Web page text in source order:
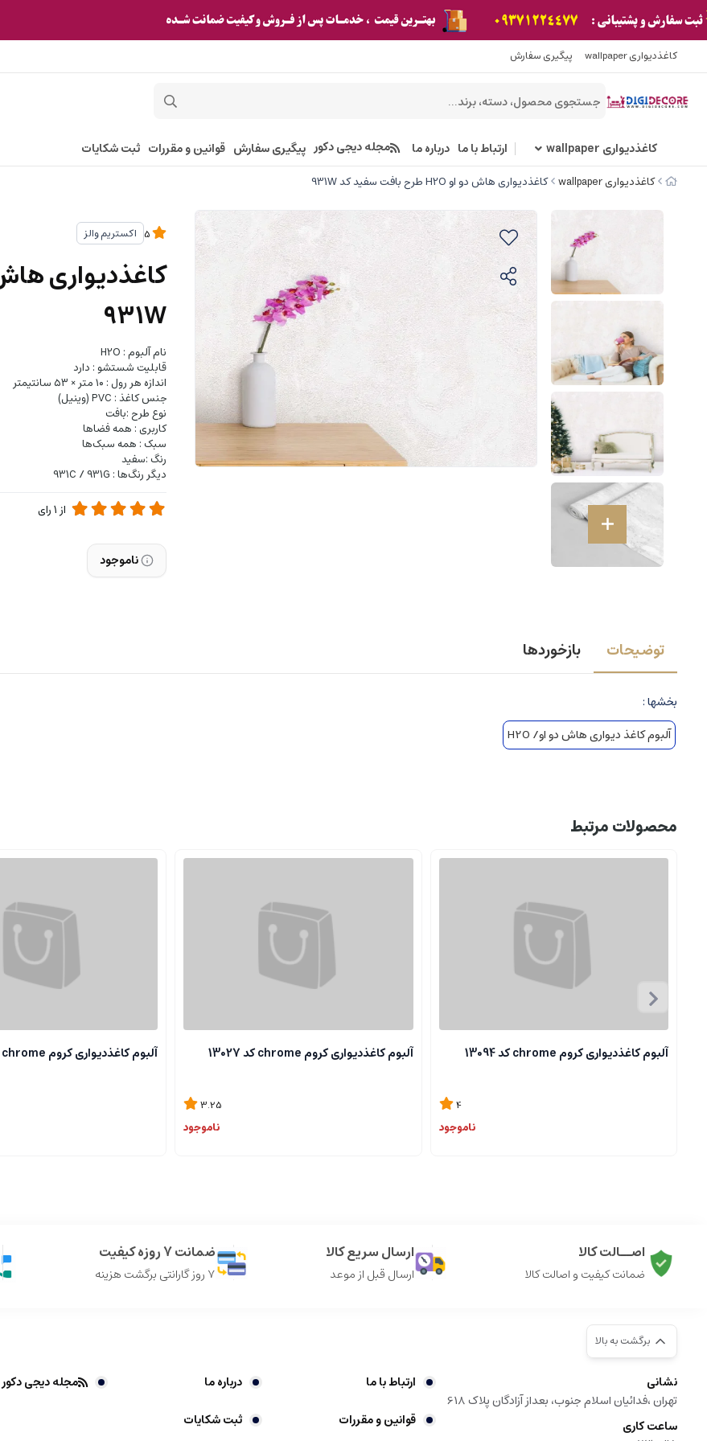
کاغذدیواری wallpaper پیگیری سفارش
کاغذدیواری wallpaper ارتباط با ما درباره ما مجله دیجی دکور پیگیری سفارش قوانین و مقررات ثبت شکایات
کاغذدیواری wallpaper کاغذدیواری هاش دو او H2O طرح بافت سفید کد 931W
اکستریم والز
931W
نام آلبوم : H2O
قابلیت شستشو : دارد
اندازه هر رول : ۱۰ متر × ۵۳ سانتیمتر
جنس کاغذ : PVC (وینیل)
نوع طرح :بافت
کاربری : همه فضاها
سبک : همه سبک‌ها
رنگ :سفید
دیگر رنگ‌ها : 931C / 931G
از1رای
ناموجود
توضیحات بازخوردها
بخشها :
آلبوم کاغذ دیواری هاش دو او/ H2O
محصولات مرتبط
آلبوم کاغذدیواری کروم chrome کد 13094
4
ناموجود
آلبوم کاغذدیواری کروم chrome کد 13027
3.25
ناموجود
آلبوم کاغذدیواری کروم chrome کد 13118
اصــالت کالا
ضمانت کیفیت و اصالت کالا
ارسال سریع کالا
ارسال قبل از موعد
ضمانت 7 روزه کیفیت
7 روز گارانتی برگشت هزینه
برگشت به بالا
نشانی
تهران ،فدائیان اسلام جنوب، بعداز آزادگان پلاک 618
ساعت کاری
ارتباط با ما درباره ما
مجله دیجی دکور
قوانین و مقررات
ثبت شکایات